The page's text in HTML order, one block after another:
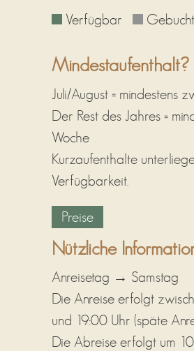
Verfügbar Gebucht
Mindestaufenthalt?
Juli/August = mindestens
Der Rest des Jahres =
Woche
Kurzaufenthalte
Verfügbarkeit.
Preise
Nützliche
Anreisetag → Samstag
Die Anreise erfolgt
und 19:00 Uhr (späte
Die Abreise erfolgt um